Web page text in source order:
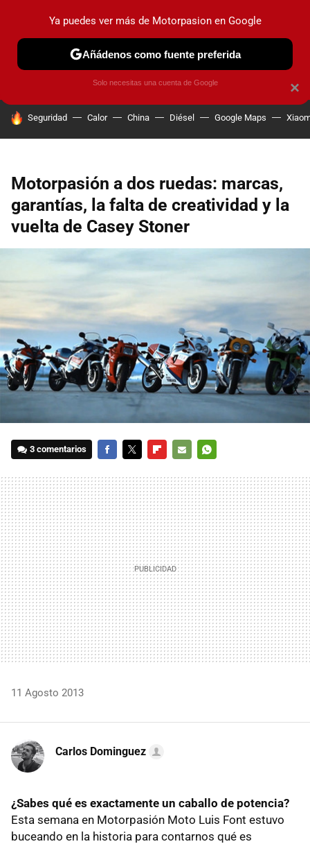
PRUEBAS COCHES ELÉCTRICOS OBSERVATORIO
HOY SE HABLA DE
Seguridad Calor China Diésel Google Maps
Motorpasión a dos ruedas: marcas,
garantías, la falta de creatividad y la
vuelta de Casey Stoner
3 comentarios
MAIL
11 Agosto 2013
Carlos Dominguez
¿Sabes qué es exactamente un caballo de potencia?
Esta semana en Motorpasión Moto Luis Font estuvo
buceando en la historia para contarnos qué es
×
Ya puedes ver más de Motorpasion en Google
Añádenos como fuente preferida
Solo necesitas una cuenta de Google